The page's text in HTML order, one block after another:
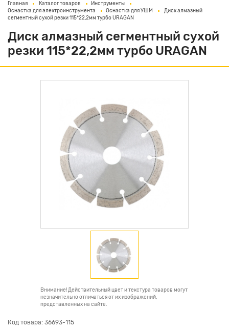
Главная Каталог товаров
Инструменты
Оснастка для электроинструмента
Оснастка для УШМ
Диск алмазный
сегментный сухой резки 115*22,2мм турбо URAGAN
Диск алмазный сегментный сухой
резки 115*22,2мм турбо URAGAN
Внимание! Действительный цвет и текстура товаров могут
незначительно отличаться от их изображений,
представленных на сайте.
Код товара: 36693-115